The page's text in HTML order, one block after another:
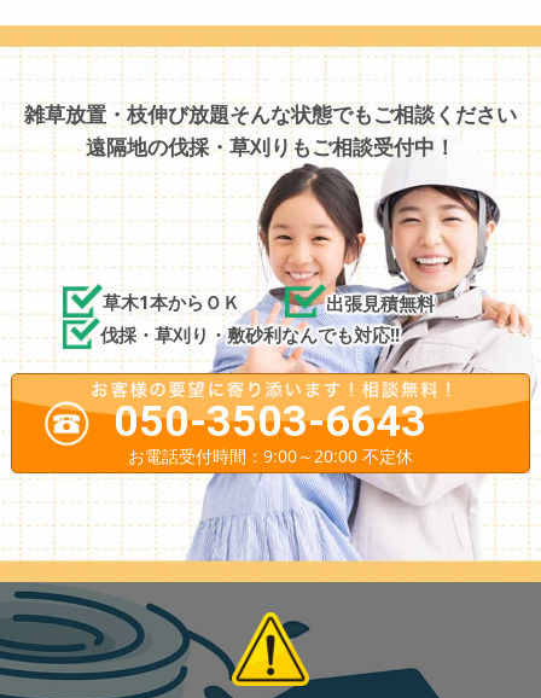
雑草放置・枝伸び放題そんな状態でもご相談ください
遠隔地の伐採・草刈りもご相談受付中！
草木1本からＯＫ
出張見積無料
伐採・草刈り・敷砂利なんでも対応!!
050-3503-6643
お電話受付時間：9:00～20:00 不定休